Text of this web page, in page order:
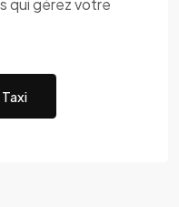
qui gérez votre